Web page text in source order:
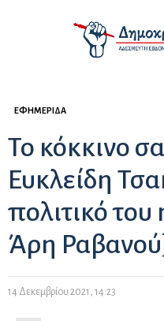
ΕΦΗΜΕΡΊΔΑ
Το κόκκινο
Ευκλείδη
πολιτικό
Άρη
14 Δεκεμβρίου 2021, 14:23